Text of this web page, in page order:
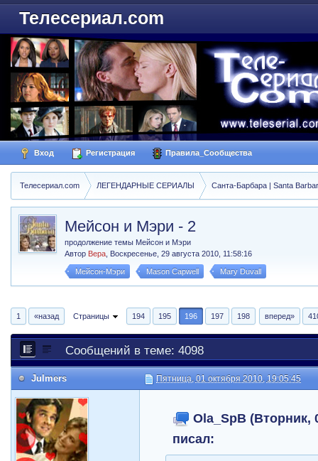
Телесериал.com
Вход Регистрация Правила_Сообщества
Телесериал.com ЛЕГЕНДАРНЫЕ СЕРИАЛЫ Санта-Барбара | Santa
Мейсон и Мэри - 2
продолжение темы Мейсон и Мэри
Автор Вера Воскресенье, 29 августа 2010, 11:58:16
Мейсон-Мэри Mason Capwell Mary Duvall
1 «назад Страницы 194 195 196 197 198 вперед»
Сообщений в теме: 4098
Julmers Пятница, 01 октября 2010, 19:05:45
Ola_SpB (Вторник,
писал: